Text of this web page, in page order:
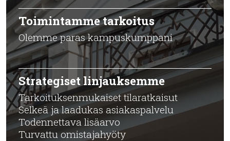
Toimintamme tarkoitus
Olemme paras kampuskumppani
Strategiset linjauksemme
Tarkoituksenmukaiset tilaratkaisut
Selkeä ja laadukas asiakaspalvelu
Todennettava lisäarvo
Turvattu omistajahyöty